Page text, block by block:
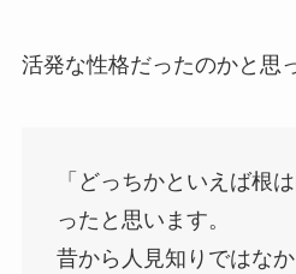
活発な性格だったのかと思
「どっちかといえば根
ったと思います。
昔から人見知りではなか